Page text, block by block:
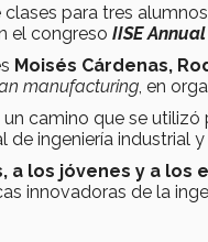
para tres
el congreso IISE
Moisés Cárdenas,
manufacturing , en
camino que se
ingeniería industrial y
a los jóvenes y a los
innovadoras de la